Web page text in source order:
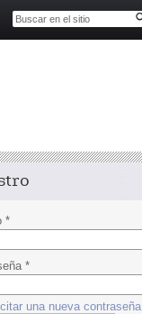
*
*
una nueva contraseña